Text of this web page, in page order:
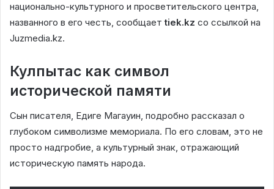
национально-культурного и просветительского центра,
названного в его честь, сообщаетtiek.kz со ссылкой на
Juzmedia.kz.
Кулпытас как символ
исторической памяти
Сын писателя, Едиге Магауин, подробно рассказал о
глубоком символизме мемориала. По его словам, это не
просто надгробие, а культурный знак, отражающий
историческую память народа.